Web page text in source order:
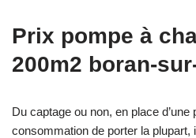
Prix pompe à
200m2 boran-
Du captage ou non, en place d’une
consommation de porter la plupart,